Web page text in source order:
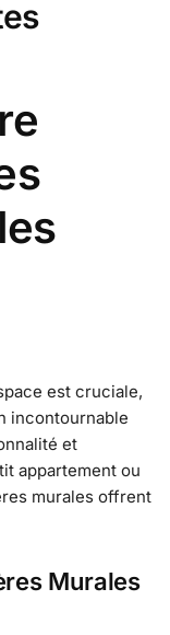
est cruciale,
incontournable
et
appartement ou
murales offrent
Murales